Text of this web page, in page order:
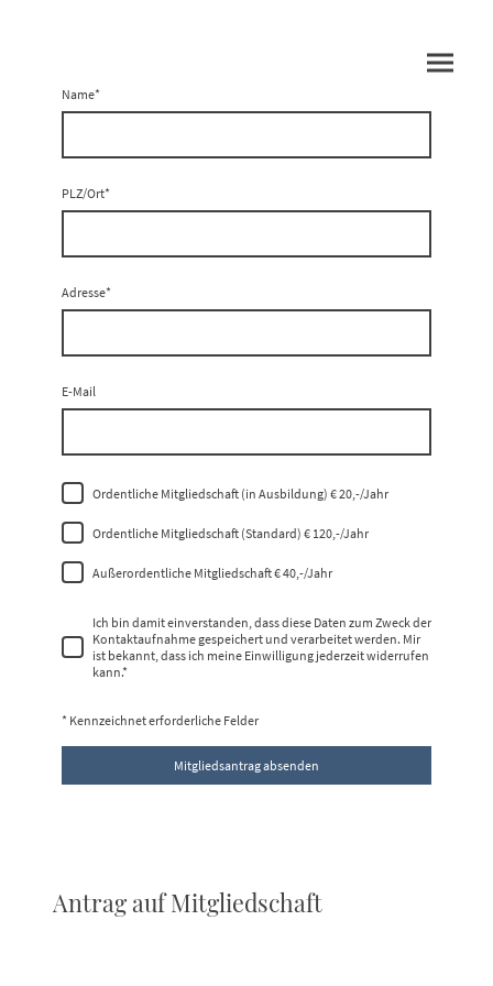
Name*
PLZ/Ort*
Adresse*
E-Mail
Ordentliche Mitgliedschaft (in Ausbildung) € 20,-/Jahr
Ordentliche Mitgliedschaft (Standard) € 120,-/Jahr
Außerordentliche Mitgliedschaft € 40,-/Jahr
Ich bin damit einverstanden, dass diese Daten zum Zweck der
Kontaktaufnahme gespeichert und verarbeitet werden. Mir
ist bekannt, dass ich meine Einwilligung jederzeit widerrufen
kann.*
* Kennzeichnet erforderliche Felder
Mitgliedsantrag absenden
Antrag auf Mitgliedschaft